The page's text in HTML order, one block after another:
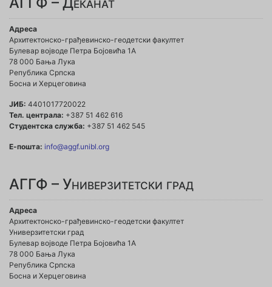
Адреса
Архитектонско-грађевинско-геодетски факултет
Булевар војводе Петра Бојовића 1A
78 000 Бања Лука
Република Српска
Босна и Херцеговина
ЈИБ: 4401017720022
Тел. централа: +387 51 462 616
Студентска служба: +387 51 462 545
Е-пошта: info@aggf.unibl.org
АГГФ – Универзитетски град
Адреса
Архитектонско-грађевинско-геодетски факултет
Универзитетски град
Булевар војводе Петра Бојовића 1A
78 000 Бања Лука
Република Српска
Босна и Херцеговина